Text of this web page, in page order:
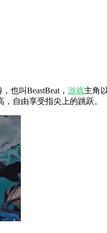
也叫BeastBeat， 游戏主角
自由享受指尖上的跳跃。